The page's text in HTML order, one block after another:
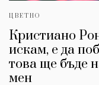
ЦВЕТНО
Кристиано
искам, е да
това ще бъде
мен